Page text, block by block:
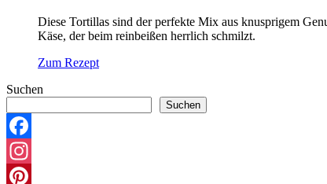
Diese Tortillas sind der perfekte Mix aus knusprigem
Käse, der beim reinbeißen herrlich schmilzt.
Zum Rezept
Suchen
Suchen
Facebook
Instagram